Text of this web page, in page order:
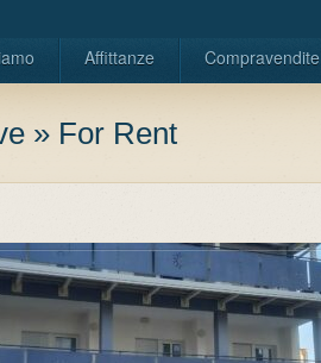
Affittanze Compravendite
» For Rent